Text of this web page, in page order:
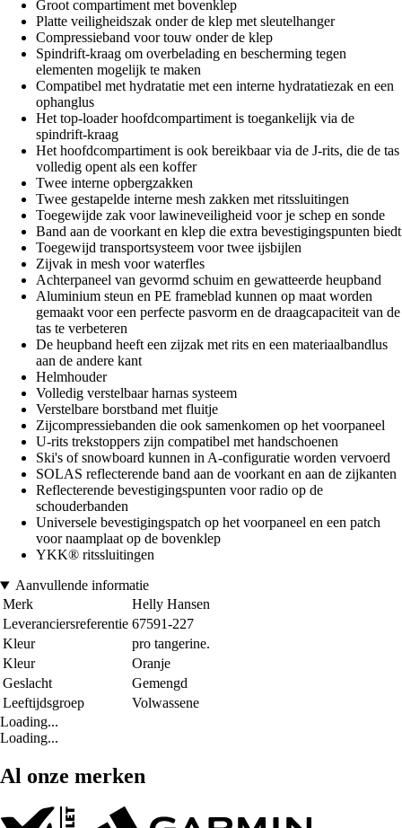
Groot compartiment met bovenklep
Platte veiligheidszak onder de klep met sleutelhanger
Compressieband voor touw onder de klep
Spindrift-kraag om overbelading en bescherming tegen
elementen mogelijk te maken
Compatibel met hydratatie met een interne hydratatiezak en een
ophanglus
Het top-loader hoofdcompartiment is toegankelijk via de
spindrift-kraag
Het hoofdcompartiment is ook bereikbaar via de J-rits, die de tas
volledig opent als een koffer
Twee interne opbergzakken
Twee gestapelde interne mesh zakken met ritssluitingen
Toegewijde zak voor lawineveiligheid voor je schep en sonde
Band aan de voorkant en klep die extra bevestigingspunten biedt
Toegewijd transportsysteem voor twee ijsbijlen
Zijvak in mesh voor waterfles
Achterpaneel van gevormd schuim en gewatteerde heupband
Aluminium steun en PE frameblad kunnen op maat worden
gemaakt voor een perfecte pasvorm en de draagcapaciteit van de
tas te verbeteren
De heupband heeft een zijzak met rits en een materiaalbandlus
aan de andere kant
Helmhouder
Volledig verstelbaar harnas systeem
Verstelbare borstband met fluitje
Zijcompressiebanden die ook samenkomen op het voorpaneel
U-rits trekstoppers zijn compatibel met handschoenen
Ski's of snowboard kunnen in A-configuratie worden vervoerd
SOLAS reflecterende band aan de voorkant en aan de zijkanten
Reflecterende bevestigingspunten voor radio op de
schouderbanden
Universele bevestigingspatch op het voorpaneel en een patch
voor naamplaat op de bovenklep
YKK® ritssluitingen
Aanvullende informatie
Merk
Helly Hansen
Leveranciersreferentie 67591-227
Kleur
pro tangerine.
Kleur
Oranje
Geslacht
Gemengd
Leeftijdsgroep
Volwassene
Loading...
Loading...
Al onze merken